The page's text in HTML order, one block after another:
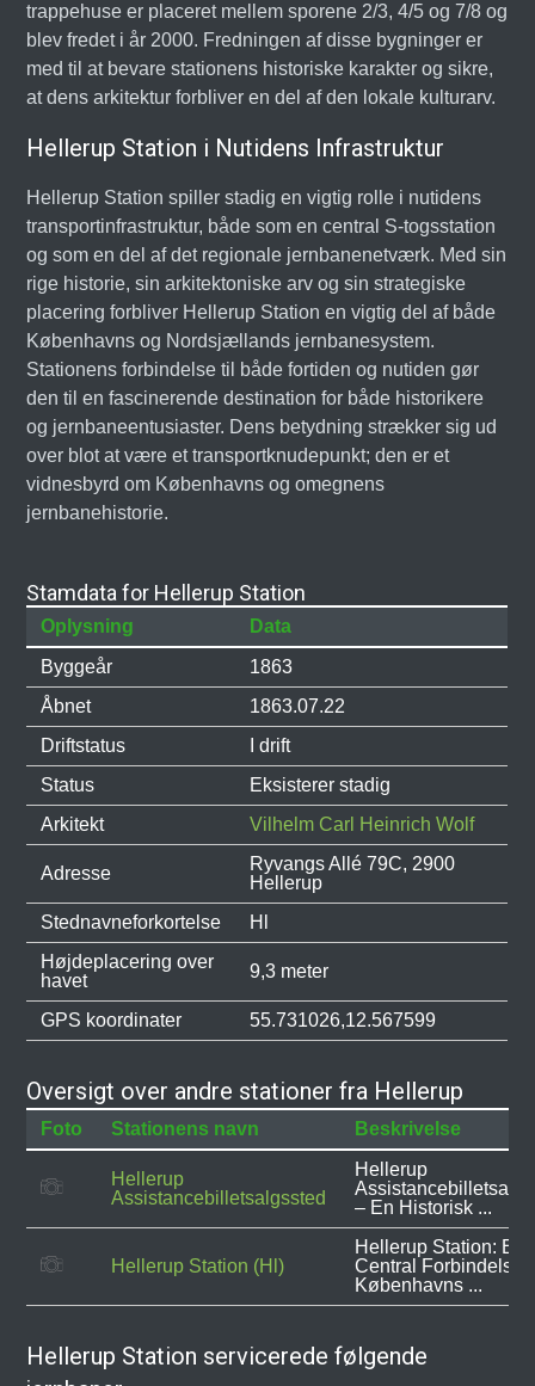
trappehuse er placeret mellem sporene 2/3, 4/5 og 7/8 og
blev fredet i år 2000. Fredningen af disse bygninger er
med til at bevare stationens historiske karakter og sikre,
at dens arkitektur forbliver en del af den lokale kulturarv.
Hellerup Station i Nutidens Infrastruktur
Hellerup Station spiller stadig en vigtig rolle i nutidens
transportinfrastruktur, både som en central S-togsstation
og som en del af det regionale jernbanenetværk. Med sin
rige historie, sin arkitektoniske arv og sin strategiske
placering forbliver Hellerup Station en vigtig del af både
Københavns og Nordsjællands jernbanesystem.
Stationens forbindelse til både fortiden og nutiden gør
den til en fascinerende destination for både historikere
og jernbaneentusiaster. Dens betydning strækker sig ud
over blot at være et transportknudepunkt; den er et
vidnesbyrd om Københavns og omegnens
jernbanehistorie.
Stamdata for Hellerup Station
Oplysning
Data
Byggeår
1863
Åbnet
1863.07.22
Driftstatus
I drift
Status
Eksisterer stadig
Arkitekt
Vilhelm Carl Heinrich Wolf
Adresse
Ryvangs Allé 79C, 2900
Hellerup
Stednavneforkortelse
Hl
Højdeplacering over
havet
9,3 meter
GPS koordinater 55.731026,12.567599
Oversigt over andre stationer fra Hellerup
Foto Stationens navn Beskrivelse
Hellerup
Assistancebilletsalgssted
Hellerup
– En Historisk ...
Hellerup Station (Hl)
Hellerup Station: En
Central Forbindelse i
Københavns ...
Hellerup Station servicerede følgende